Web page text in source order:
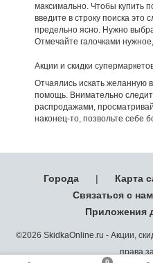
максимально. Чтобы купить
введите в строку поиска это
предельно ясно. Нужно
Отмечайте галочками
Акции и скидки
Отчаялись искать желанную
помощь. Внимательно
распродажами,
наконец-то, позвольте себе
Города | Карта
Связаться с
Приложения
©2026 SkidkaOnline.ru - Акции,
права